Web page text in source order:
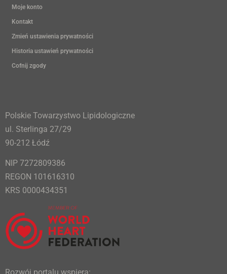
Moje konto
Kontakt
Zmień ustawienia prywatności
Historia ustawień prywatności
Cofnij zgody
Polskie Towarzystwo Lipidologiczne
ul. Sterlinga 27/29
90-212 Łódź
NIP 7272809386
REGON 101616310
KRS 0000434351